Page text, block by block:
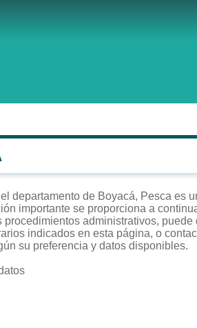
departamento de Boyacá, Pesca es
importante se proporciona a
procedimientos administrativos,
indicados en esta página, o
su preferencia y datos disponibles.